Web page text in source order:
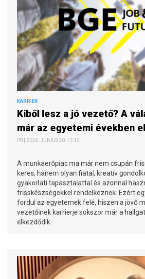
KARRIER
Kiből lesz a jó vezető? A
már az egyetemi években
PR | 2026. JÚNIUS 20. 15:19
A munkaerőpiac ma már nem csupán
keres, hanem olyan fiatal, kreatív
gyakorlati tapasztalattal és azonnal
frisskészségekkel rendelkeznek. Ezért
fordul az egyetemek felé, hiszen a jövő
vezetőinek karrierje sokszor már a
elkezdődik.